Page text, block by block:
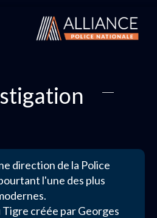
direction de la Police
l'une des plus
Tigre créée par Georges